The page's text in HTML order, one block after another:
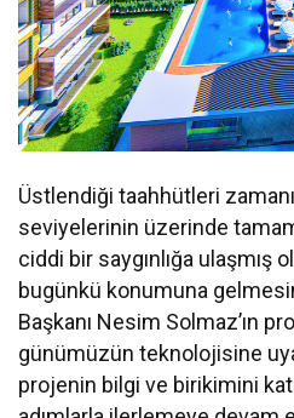
Üstlendiği taahhütleri
seviyelerinin üzerinde
ciddi bir saygınlığa ulaşmış
bugünkü konumuna
Başkanı Nesim Solmaz’ın
günümüzün teknolojisine
projenin bilgi ve birikimini